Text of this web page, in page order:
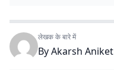
लेखक के बारे में
ByAkarsh Aniket